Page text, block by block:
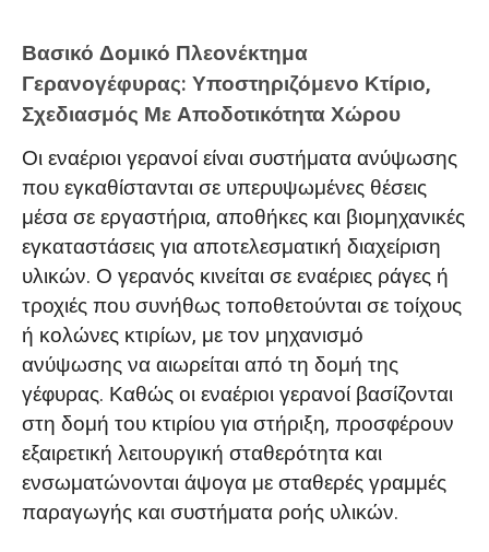
Βασικό Δομικό Πλεονέκτημα
Γερανογέφυρας: Υποστηριζόμενο Κτίριο,
Σχεδιασμός Με Αποδοτικότητα Χώρου
Οι εναέριοι γερανοί είναι συστήματα ανύψωσης
που εγκαθίστανται σε υπερυψωμένες θέσεις
μέσα σε εργαστήρια, αποθήκες και βιομηχανικές
εγκαταστάσεις για αποτελεσματική διαχείριση
υλικών. Ο γερανός κινείται σε εναέριες ράγες ή
τροχιές που συνήθως τοποθετούνται σε τοίχους
ή κολώνες κτιρίων, με τον μηχανισμό
ανύψωσης να αιωρείται από τη δομή της
γέφυρας. Καθώς οι εναέριοι γερανοί βασίζονται
στη δομή του κτιρίου για στήριξη, προσφέρουν
εξαιρετική λειτουργική σταθερότητα και
ενσωματώνονται άψογα με σταθερές γραμμές
παραγωγής και συστήματα ροής υλικών.